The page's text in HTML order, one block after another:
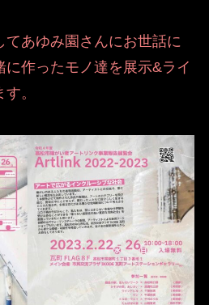
てあゆみ園さんにお世話に
作ったモノ達を展示&ライ
。